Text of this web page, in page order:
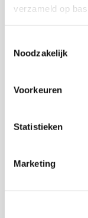
verzameld op
Noodzakelijk
Voorkeuren
Statistieken
Marketing
zeggen ze: ik
professional
definities wel
op?’ Kinderen
veroordelen,
Hulp